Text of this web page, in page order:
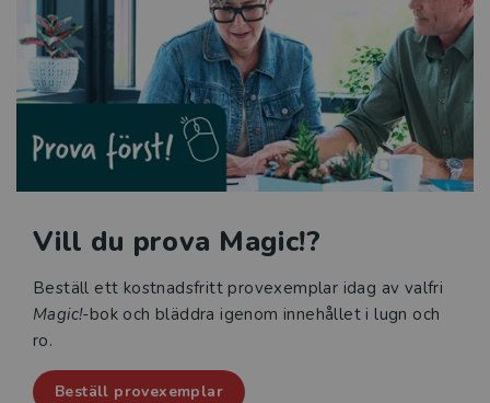
Vill du prova Magic!?
Beställ ett kostnadsfritt provexemplar idag av valfri
Magic!-bok och bläddra igenom innehållet i lugn och
ro.
Beställ provexemplar